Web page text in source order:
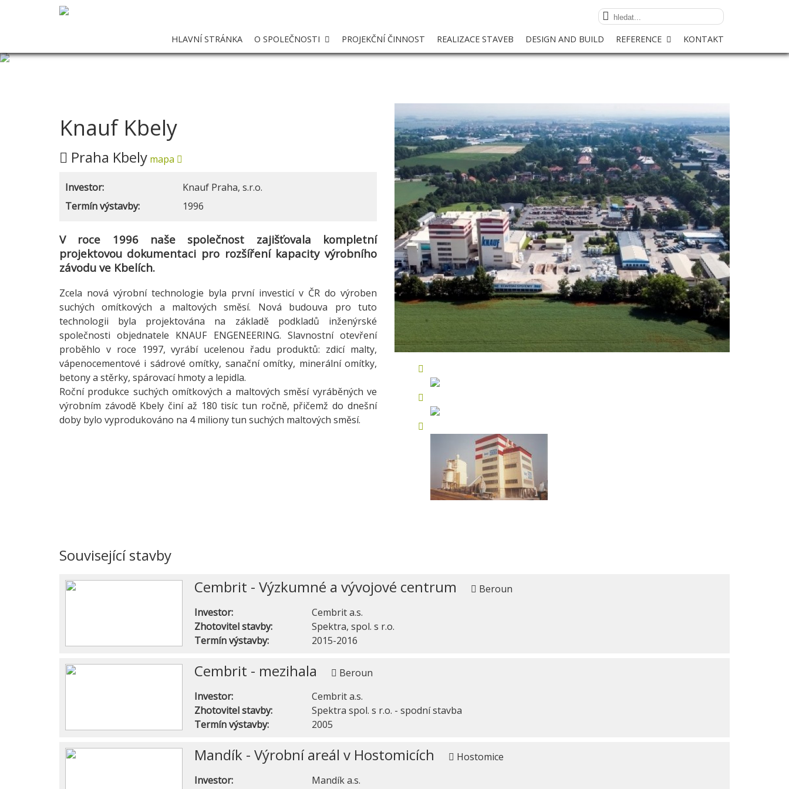
HLAVNÍ STRÁNKA O SPOLEČNOSTI PROJEKČNÍ ČINNOST REALIZACE STAVEB DESIGN AND BUILD REFERENCE KONTAKT
Knauf Kbely
Praha Kbely mapa
Investor:
Knauf Praha, s.r.o.
Termín výstavby:
1996
V roce 1996 naše společnost zajišťovala kompletní
projektovou dokumentaci pro rozšíření kapacity výrobního
závodu ve Kbelích.
Zcela nová výrobní technologie byla první investicí v ČR do výroben
suchých omítkových a maltových směsí. Nová budouva pro tuto
technologii byla projektována na základě podkladů inženýrské
společnosti objednatele KNAUF ENGENEERING. Slavnostní otevření
proběhlo v roce 1997, vyrábí ucelenou řadu produktů: zdicí malty,
vápenocementové i sádrové omítky, sanační omítky, minerální omítky,
betony a stěrky, spárovací hmoty a lepidla.
Roční produkce suchých omítkových a maltových směsí vyráběných ve
výrobním závodě Kbely činí až 180 tisíc tun ročně, přičemž do dnešní
doby bylo vyprodukováno na 4 miliony tun suchých maltových směsí.
Související stavby
Cembrit - Výzkumné a vývojové centrum
Beroun
Investor:
Cembrit a.s.
Zhotovitel stavby:
Spektra, spol. s r.o.
Termín výstavby:
2015-2016
Cembrit - mezihala
Beroun
Investor:
Cembrit a.s.
Zhotovitel stavby:
Spektra spol. s r.o. - spodní stavba
Termín výstavby:
2005
Mandík - Výrobní areál v Hostomicích
Hostomice
Investor:
Mandík a.s.